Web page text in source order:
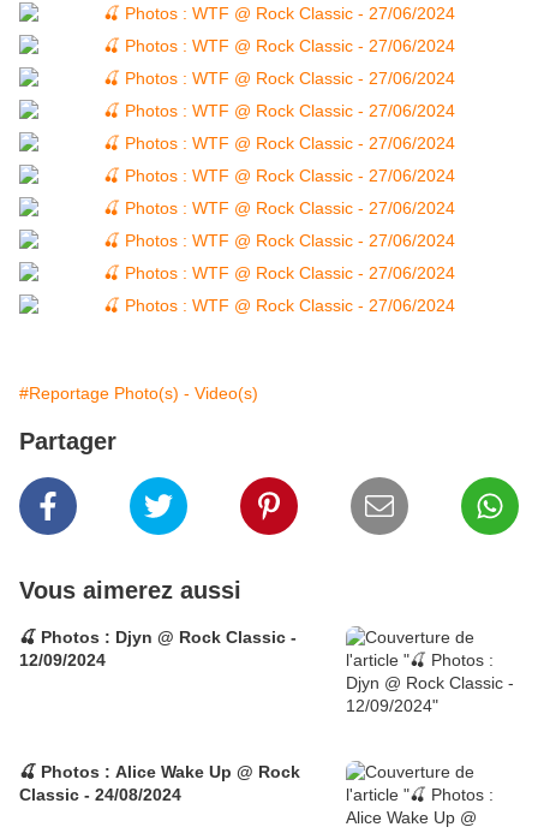
#Reportage Photo(s) - Video(s)
Partager
Vous aimerez aussi
🍒 Photos : Djyn @ Rock Classic -
12/09/2024
🍒 Photos : Alice Wake Up @ Rock
Classic - 24/08/2024